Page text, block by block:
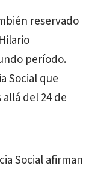
reservado
período.
Social que
del 24 de
Social afirman